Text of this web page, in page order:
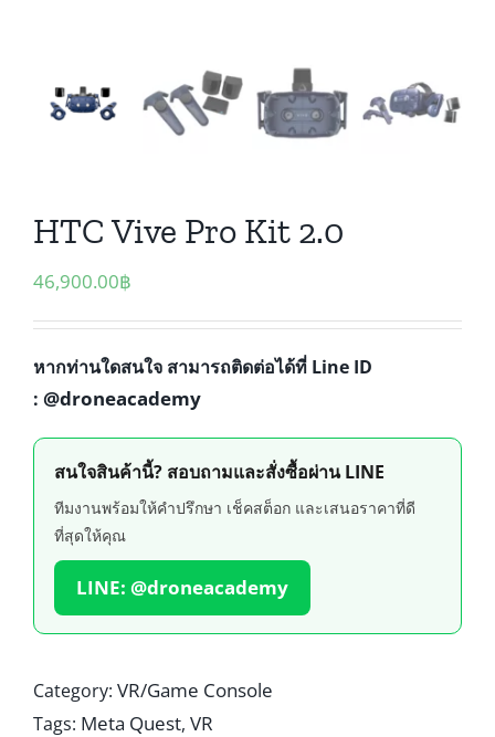
HTC Vive Pro Kit 2.0
46,900.00฿
หากท่านใดสนใจ สามารถติดต่อได้ที่ Line ID
: @droneacademy
สนใจสินค้านี้? สอบถามและสั่งซื้อผ่าน LINE
ทีมงานพร้อมให้คำปรึกษา เช็คสต็อก และเสนอราคาที่ดี
ที่สุดให้คุณ
LINE: @droneacademy
Category: VR/Game Console
Tags: Meta Quest, VR